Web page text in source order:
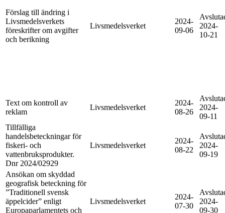
Förslag till ändring i
Livsmedelsverkets
föreskrifter om avgifter
och berikning
Livsmedelsverket
2024-
09-06
2024-
10-21
Text om kontroll av
reklam
Livsmedelsverket
2024-
08-26
2024-
09-11
Tillfälliga
handelsbeteckningar för
fiskeri- och
vattenbruksprodukter.
Dnr 2024/02929
Livsmedelsverket
2024-
08-22
2024-
09-19
Ansökan om skyddad
geografisk beteckning för
”Traditionell svensk
äppelcider” enligt
Europaparlamentets och
Livsmedelsverket
2024-
07-30
2024-
09-30